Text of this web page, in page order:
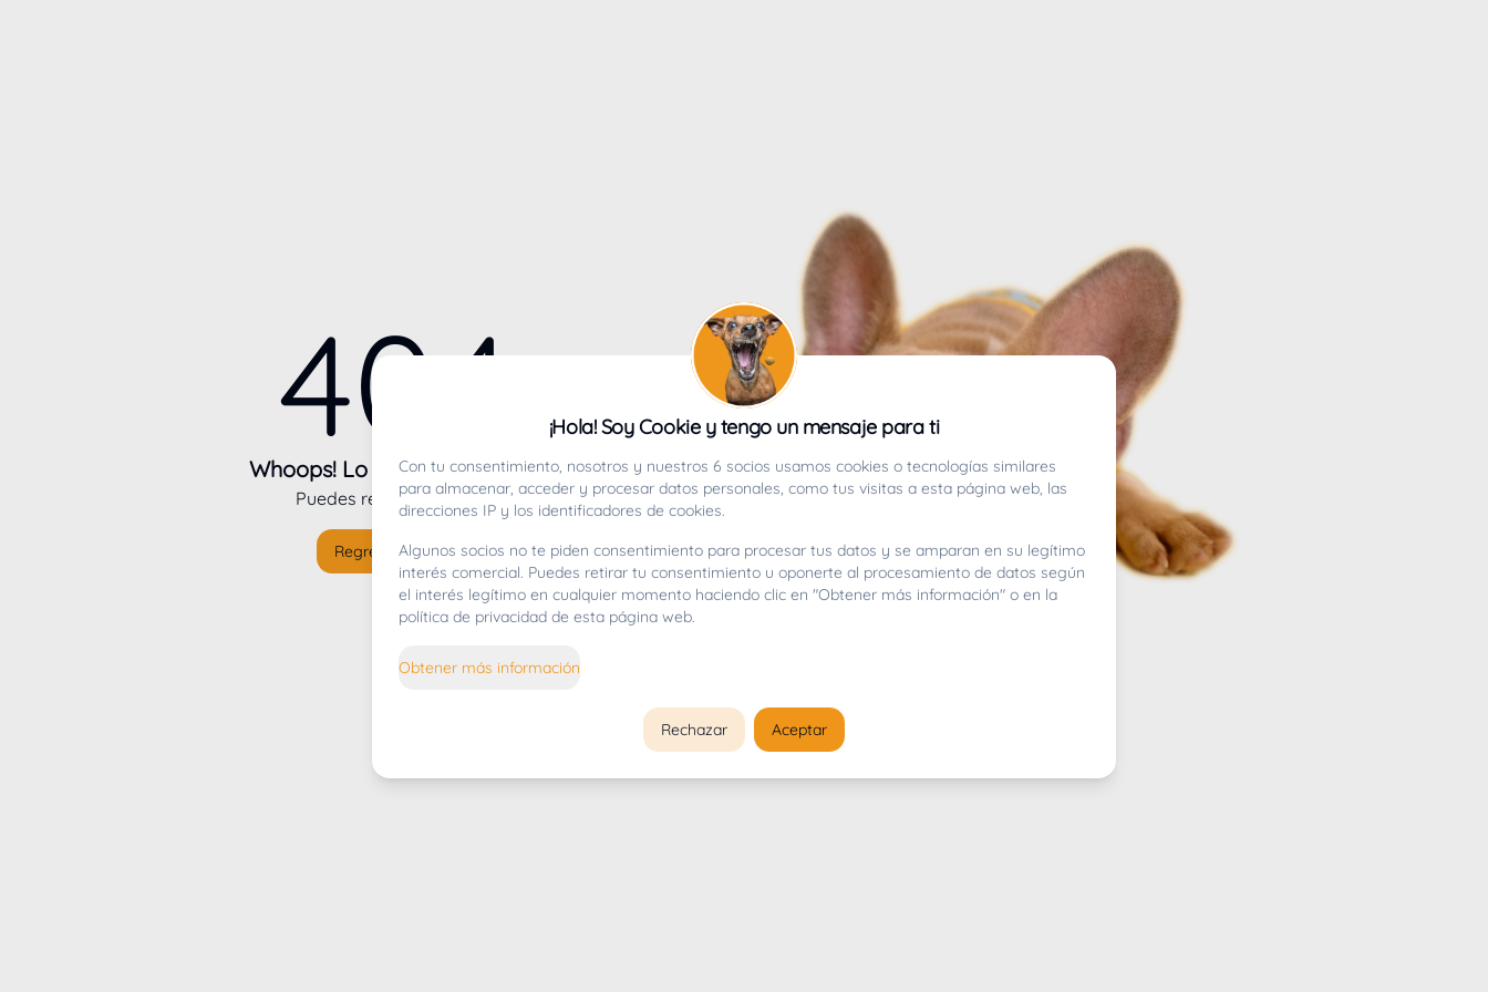
404
Whoops! Lo sentimos mucho.
Puedes regresar alinicio
Regresar al inicio
¡Hola! Soy Cookie y tengo un mensaje para ti
Con tu consentimiento, nosotros y nuestros 6 socios usamos cookies o tecnologías similares
para almacenar, acceder y procesar datos personales, como tus visitas a esta página web, las
direcciones IP y los identificadores de cookies.
Algunos socios no te piden consentimiento para procesar tus datos y se amparan en su legítimo
interés comercial. Puedes retirar tu consentimiento u oponerte al procesamiento de datos según
el interés legítimo en cualquier momento haciendo clic en "Obtener más información" o en la
política de privacidad de esta página web.
Obtener más información
Rechazar Aceptar